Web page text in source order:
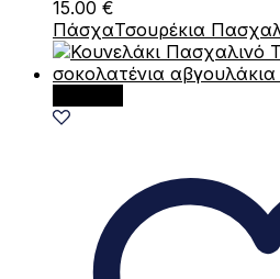
15.00 €
ΠάσχαΤσουρέκια
πολλαπλές
παραλλαγές.
Οι
επιλογές